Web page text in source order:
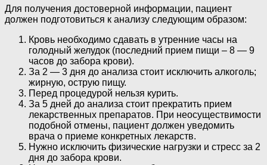
Для получения достоверной информации, пациент
должен подготовиться к анализу следующим образом:
Кровь необходимо сдавать в утренние часы на
голодный желудок (последний прием пищи – 8 — 9
часов до забора крови).
За 2 — 3 дня до анализа стоит исключить алкоголь;
жирную, острую пищу.
Перед процедурой нельзя курить.
За 5 дней до анализа стоит прекратить прием
лекарственных препаратов. При неосуществимости
подобной отмены, пациент должен уведомить
врача о приеме конкретных лекарств.
Нужно исключить физические нагрузки и стресс за 2
дня до забора крови.